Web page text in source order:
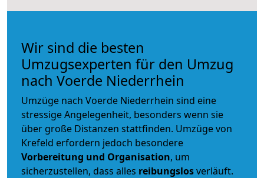
Wir sind die besten
Umzugsexperten für den Umzug
nach Voerde Niederrhein
Umzüge nach Voerde Niederrhein sind eine
stressige Angelegenheit, besonders wenn sie
über große Distanzen stattfinden. Umzüge von
Krefeld erfordern jedoch besondere
Vorbereitung und Organisation, um
sicherzustellen, dass alles reibungslosverläuft.